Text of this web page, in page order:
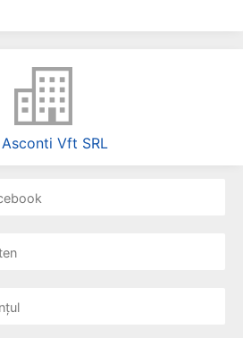
Asconti Vft SRL